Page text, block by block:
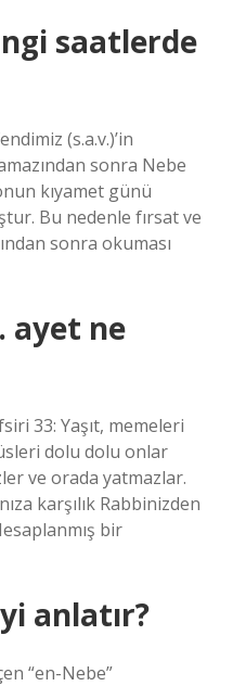
saatlerde
(s.a.v.)’in
sonra Nebe
kıyamet günü
Bu nedenle fırsat ve
sonra okuması
ayet ne
33: Yaşıt, memeleri
dolu dolu onlar
ve orada yatmazlar.
karşılık Rabbinizden
bir
anlatır?
“en-Nebe”